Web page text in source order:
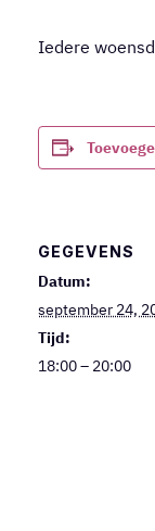
Iedere
GEGEVENS
Datum:
september 24,
Tijd:
18:00 – 20:00